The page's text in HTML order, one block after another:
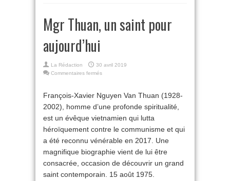
Mgr Thuan, un saint pour
aujourd’hui
La Rédaction
30 avril 2019
Commentaires ferméssur
un
saint
aujourd’hui
François-Xavier Nguyen Van Thuan (1928-
2002), homme d’une profonde spiritualité,
est un évêque vietnamien qui lutta
héroïquement contre le communisme et qui
a été reconnu vénérable en 2017. Une
magnifique biographie vient de lui être
consacrée, occasion de découvrir un grand
saint contemporain. 15 août 1975.